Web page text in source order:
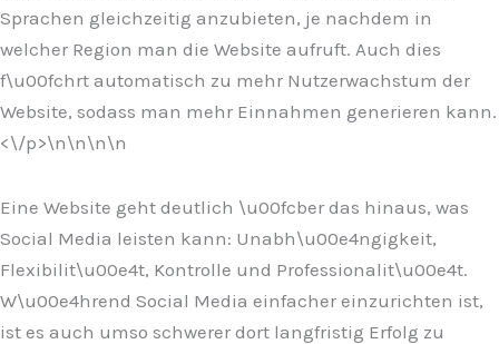
Sprachen gleichzeitig anzubieten, je nachdem in
welcher Region man die Website aufruft. Auch dies
f\u00fchrt automatisch zu mehr Nutzerwachstum der
Website, sodass man mehr Einnahmen generieren kann.
<\/p>\n\n\n\n
Eine Website geht deutlich \u00fcber das hinaus, was
Social Media leisten kann: Unabh\u00e4ngigkeit,
Flexibilit\u00e4t, Kontrolle und Professionalit\u00e4t.
W\u00e4hrend Social Media einfacher einzurichten ist,
ist es auch umso schwerer dort langfristig Erfolg zu